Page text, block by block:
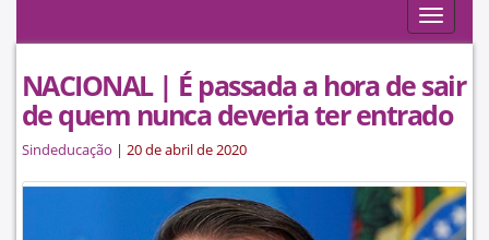
Toggle
NACIONAL | É passada a hora de sair
de quem nunca deveria ter entrado
Sindeducação | 20 de abril de 2020